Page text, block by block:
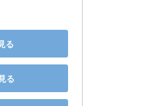
る
る